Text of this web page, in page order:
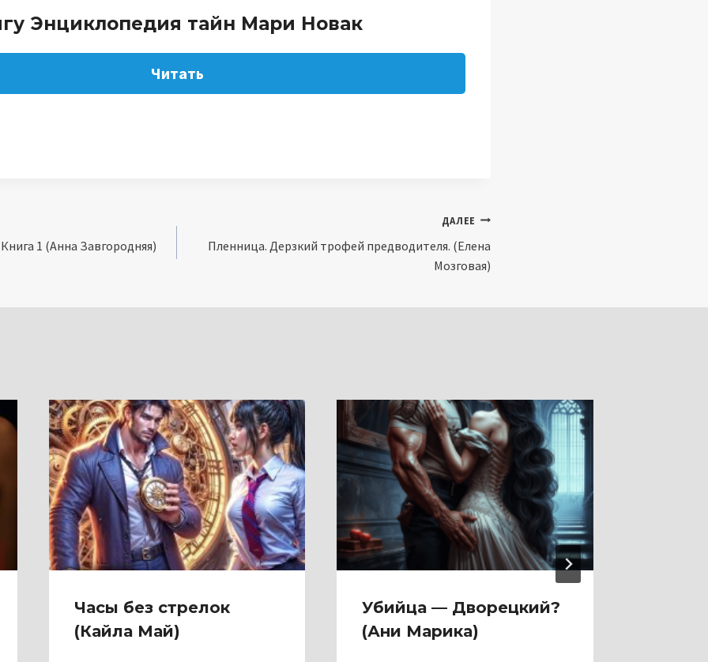
Энциклопедия тайн Мари Новак
Читать
1 (Анна Завгородняя)
ДАЛЕЕ
Пленница. Дерзкий трофей предводителя. (Елена
Мозговая)
Часы без стрелок
(Кайла Май)
Убийца — Дворецкий?
(Ани Марика)